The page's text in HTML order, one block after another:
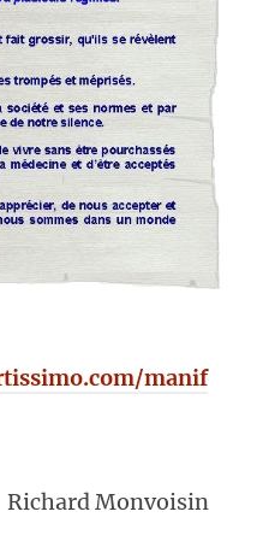
manif
Richard Monvoisin